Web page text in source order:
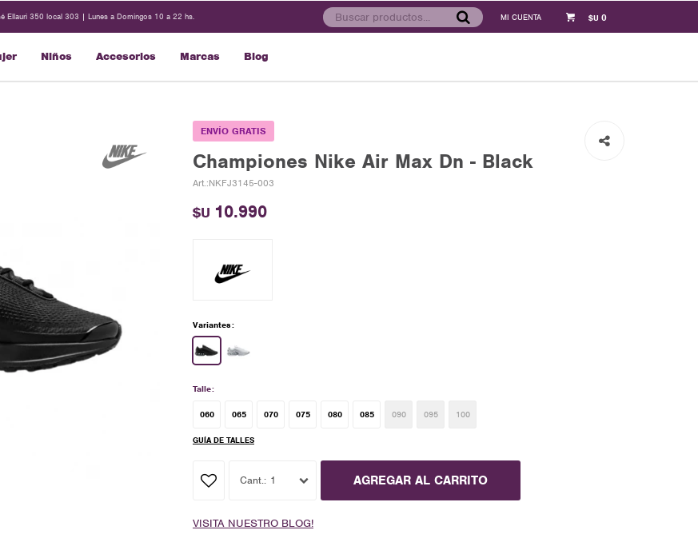
Niños Accesorios Marcas Blog
$U 0
Ellauri 350 local 303 | Lunes a Domingos 10 a 22 hs.
ENVÍO GRATIS
Championes Nike Air Max Dn - Black
NKFJ3145-003
$U 10.990
Variantes:
Talle:
060 065 070 075 080 085 090 095 100
GUÍA DE TALLES
1 AGREGAR AL CARRITO
VISITA NUESTRO BLOG!